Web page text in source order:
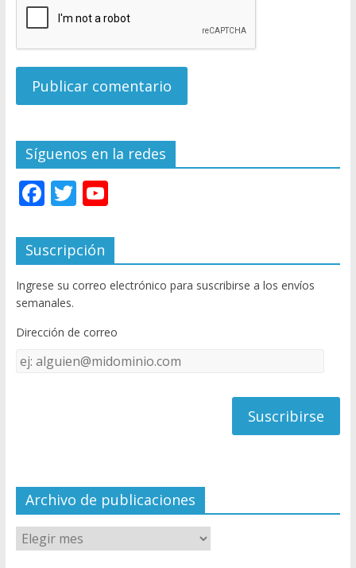
Síguenos en la redes
F
e
b
o
o
k
T
itt
er
Y
u
T
u
e
C
el
Suscripción
Ingrese su correo electrónico para suscribirse a los envíos
semanales.
Dirección de correo
Dirección
de
Archivo de publicaciones